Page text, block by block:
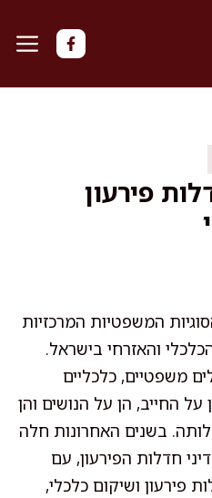
פירעון
המשפטיות המרכזיות
והאזרחי בישראל.
משפטיים, כלכליים
החייב, הן על הנושים והן
בשנים האחרונות חלה
חדלות הפירעון, עם
פירעון ושיקום כלכלי,